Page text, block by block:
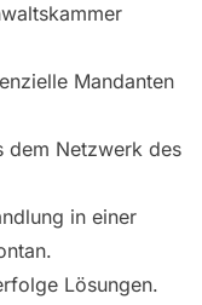
Mandanten
dem Netzwerk des
in einer
Lösungen.